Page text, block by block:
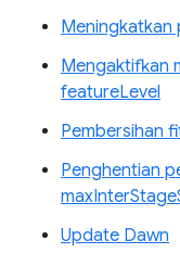
Meningkatkan
Mengaktifkan
featureLevel
Pembersihan
Penghentian
Update Dawn